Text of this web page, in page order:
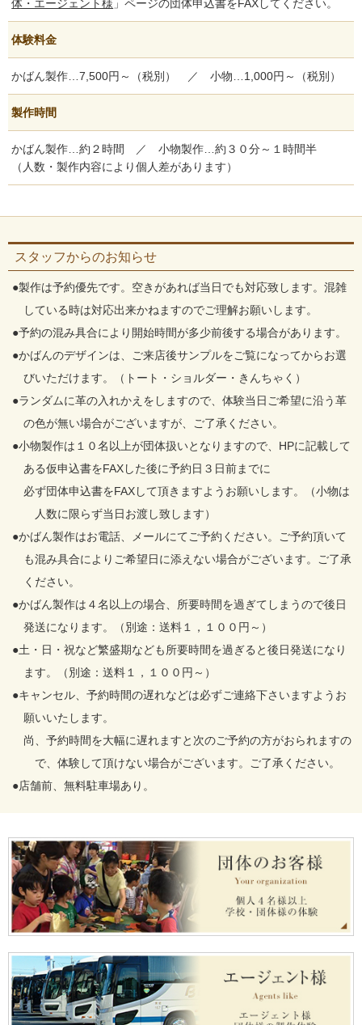
体・エージェント様 」ページの団体申込書をFAXしてください。
体験料金
かばん製作…7,500円～（税別） ／ 小物…1,000円～（税別）
製作時間
かばん製作…約２時間 ／ 小物製作…約３０分～１時間半
（人数・製作内容により個人差があります）
スタッフからのお知らせ
●製作は予約優先です。空きがあれば当日でも対応致します。混雑
している時は対応出来かねますのでご理解お願いします。
●予約の混み具合により開始時間が多少前後する場合があります。
●かばんのデザインは、ご来店後サンプルをご覧になってからお選
びいただけます。（トート・ショルダー・きんちゃく）
●ランダムに革の入れかえをしますので、体験当日ご希望に沿う革
の色が無い場合がございますが、ご了承ください。
●小物製作は１０名以上が団体扱いとなりますので、HPに記載して
ある仮申込書をFAXした後に予約日３日前までに
必ず団体申込書をFAXして頂きますようお願いします。（小物は
人数に限らず当日お渡し致します）
●かばん製作はお電話、メールにてご予約ください。ご予約頂いて
も混み具合によりご希望日に添えない場合がございます。ご了承
ください。
●かばん製作は４名以上の場合、所要時間を過ぎてしまうので後日
発送になります。（別途：送料１，１００円～）
●土・日・祝など繁盛期なども所要時間を過ぎると後日発送になり
ます。（別途：送料１，１００円～）
●キャンセル、予約時間の遅れなどは必ずご連絡下さいますようお
願いいたします。
尚、予約時間を大幅に遅れますと次のご予約の方がおられますの
で、体験して頂けない場合がございます。ご了承ください。
●店舗前、無料駐車場あり。